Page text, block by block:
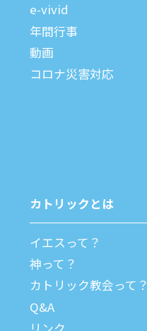
e-vivid
年間⾏事
動画
コロナ災害対応
カトリックとは
イエスって？
神って？
カトリック教会って？
Q&A